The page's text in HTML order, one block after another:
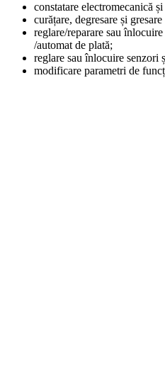
constatare electromecanică
curățare, degresare și
reglare/reparare sau
/automat de plată;
reglare sau înlocuire senzori
modificare parametri de